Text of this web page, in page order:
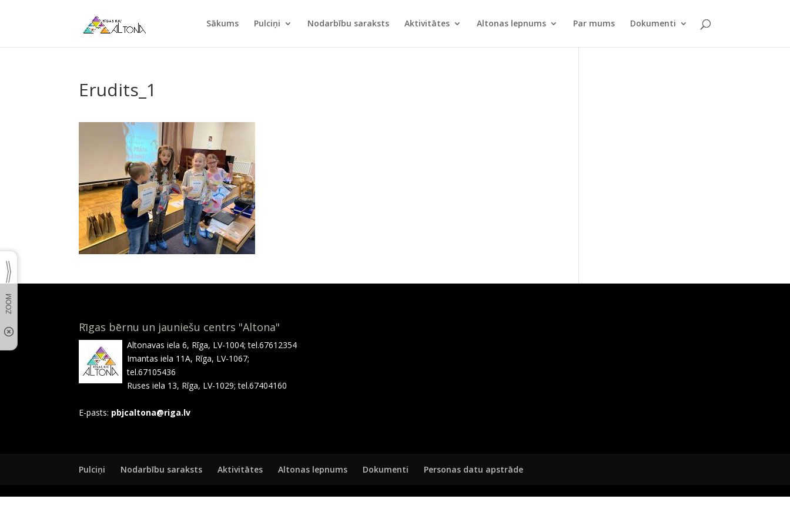
Sākums Pulciņi Nodarbību saraksts Aktivitātes Altonas lepnums Par mums Dokumenti
Erudits_1
Rīgas bērnu un jauniešu centrs "Altona"
Altonavas iela 6, Rīga, LV-1004; tel.67612354
Imantas iela 11A, Rīga, LV-1067;
tel.67105436
Ruses iela 13, Rīga, LV-1029; tel.67404160
E-pasts: pbjcaltona@riga.lv
Pulciņi Nodarbību saraksts Aktivitātes Altonas lepnums Dokumenti Personas datu apstrāde